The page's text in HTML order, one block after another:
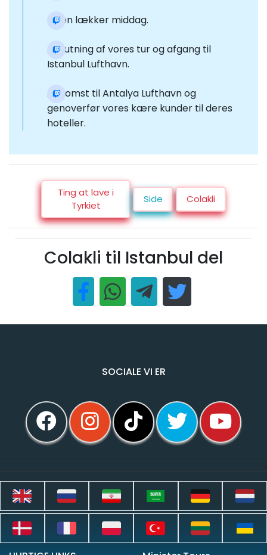
Få en lækker middag.
Afslutning af vores tur og afgang til
Istanbul Lufthavn.
Ankomst til Antalya Lufthavn og
genoverfør vores kære kunder til deres
hoteller.
Ting at lave i
Tyrkiet
Side Colakli
Colakli til Istanbul del
SOCIALE VI ER